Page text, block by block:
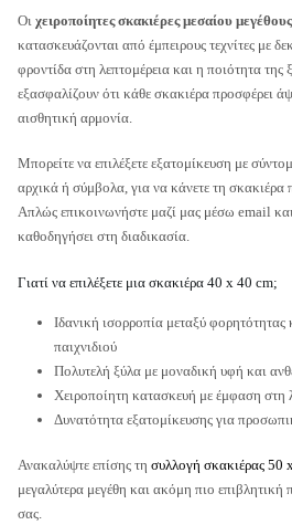
Οι χειροποίητες σκακιέρες μεσαίου μεγέθους
κατασκευάζονται από έμπειρους τεχνίτες με
φροντίδα στη λεπτομέρεια και η ποιότητα της
εξασφαλίζουν ότι κάθε σκακιέρα προσφέρει
αισθητική αρμονία.
Μπορείτε να επιλέξετε εξατομίκευση με
αρχικά ή σύμβολα, για να κάνετε τη σκακιέρα
Απλώς επικοινωνήστε μαζί μας μέσω email
καθοδηγήσει στη διαδικασία.
Γιατί να επιλέξετε μια σκακιέρα 40 x 40 cm;
Ιδανική ισορροπία μεταξύ φορητότητας
παιχνιδιού
Πολυτελή ξύλα με μοναδική υφή και
Χειροποίητη κατασκευή με έμφαση στη
Δυνατότητα εξατομίκευσης για
Ανακαλύψτε επίσης τη συλλογή σκακιέρας 50
μεγαλύτερα μεγέθη και ακόμη πιο
σας.